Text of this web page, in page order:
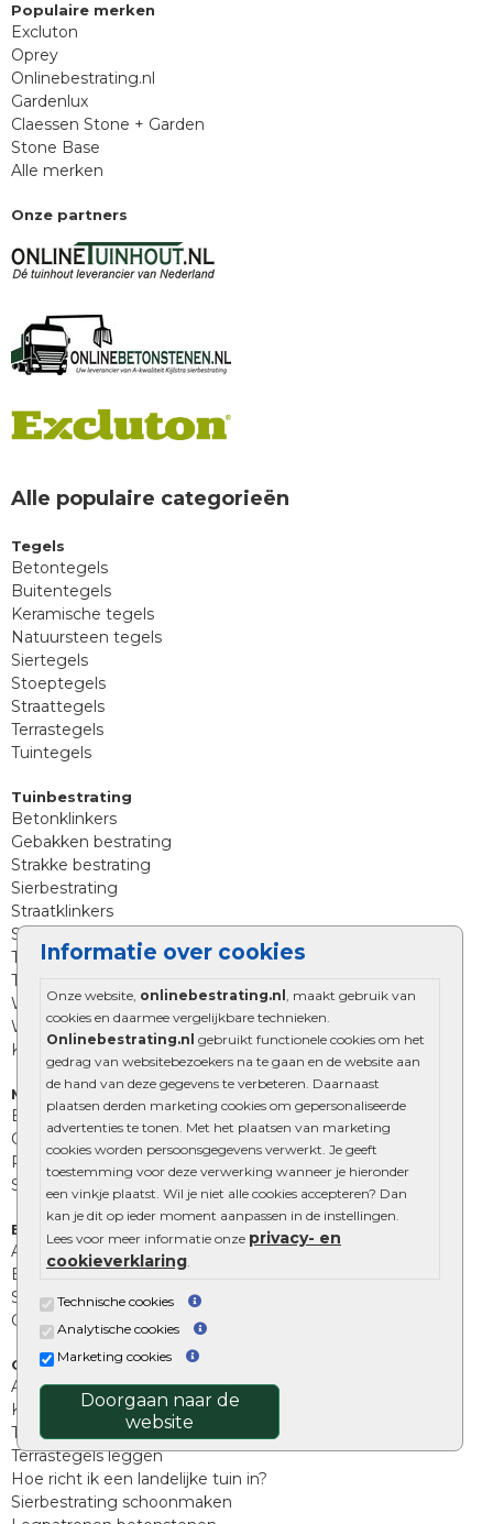
Informatie over cookies
Onze website, onlinebestrating.nl , maakt gebruik van
cookies en daarmee vergelijkbare technieken.
Onlinebestrating.nl gebruikt functionele cookies om het
gedrag van websitebezoekers na te gaan en de website aan
de hand van deze gegevens te verbeteren. Daarnaast
plaatsen derden marketing cookies om gepersonaliseerde
advertenties te tonen. Met het plaatsen van marketing
cookies worden persoonsgegevens verwerkt. Je geeft
toestemming voor deze verwerking wanneer je hieronder
een vinkje plaatst. Wil je niet alle cookies accepteren? Dan
kan je dit op ieder moment aanpassen in de instellingen.
Lees voor meer informatie onze privacy- en
cookieverklaring.
Technische cookies
Analytische cookies
Marketing cookies
Doorgaan naar de
website
Populaire merken
Excluton
Oprey
Onlinebestrating.nl
Gardenlux
Claessen Stone + Garden
Stone Base
Alle merken
Onze partners
Alle populaire categorieën
Tegels
Betontegels
Buitentegels
Keramische tegels
Natuursteen tegels
Siertegels
Stoeptegels
Straattegels
Terrastegels
Tuintegels
Tuinbestrating
Betonklinkers
Gebakken bestrating
Strakke bestrating
Sierbestrating
Straatklinkers
Straatstenen
Trommelstenen
Tuinstenen
Waalformaat
Wildverband bestrating
Kingstones
Muurelementen
Betonbielzen
Opsluitbanden
Palissades
Stapelblokken
Extra benodigdheden
Afwatering en diversen
Beplantings en betonelementen
Split, grind en zand
Oprit tegels
Overig
Aanbiedingen
Kunstgras
Tuintegels outlet
Terrastegels leggen
Hoe richt ik een landelijke tuin in?
Sierbestrating schoonmaken